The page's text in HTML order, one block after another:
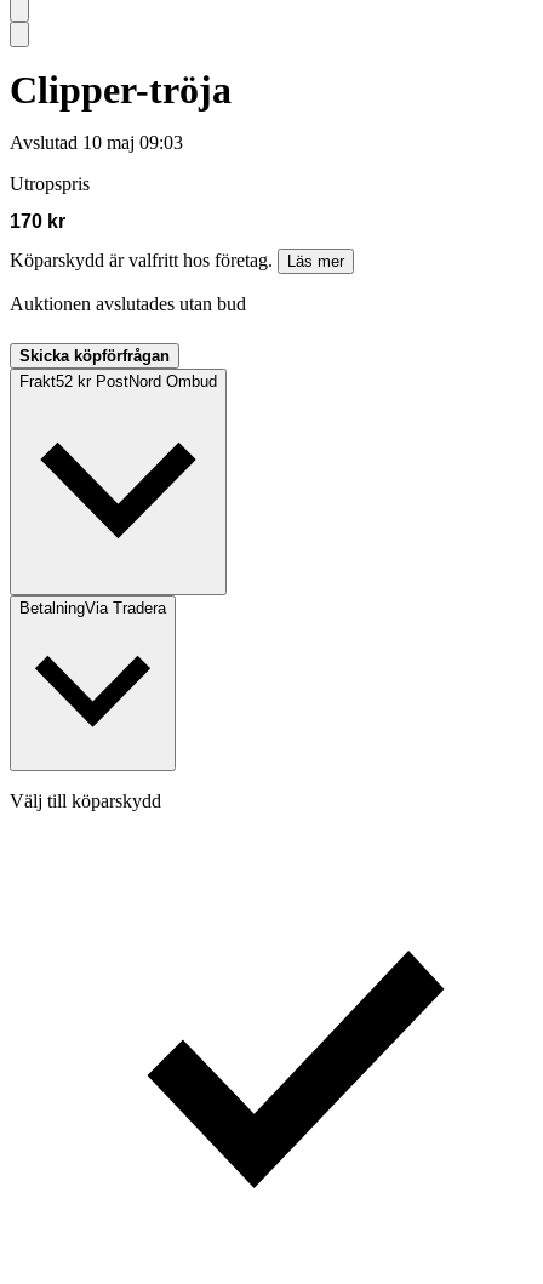
Clipper-tröja
Avslutad 10 maj 09:03
Utropspris
170 kr
Köparskydd är valfritt hos företag.
Läs mer
Auktionen avslutades utan bud
Skicka köpförfrågan
Frakt52 kr PostNord Ombud
BetalningVia Tradera
Välj till köparskydd